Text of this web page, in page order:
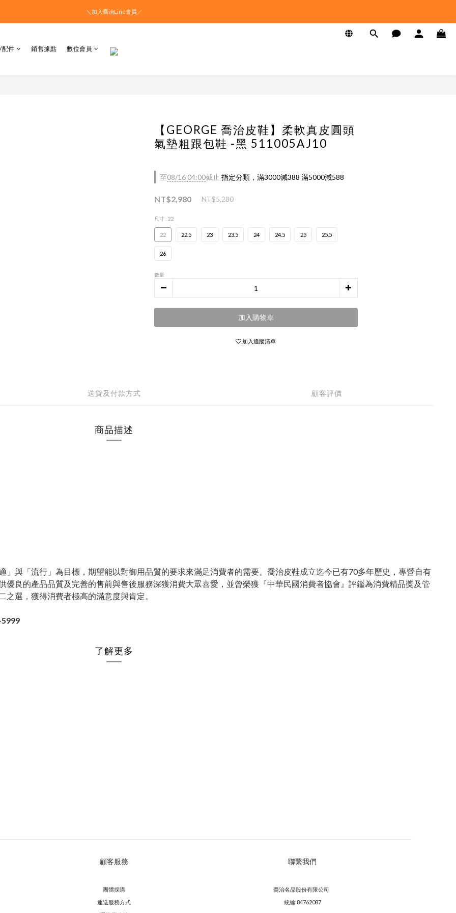
＼加入喬治Line會員／
配件 銷售據點 數位會員
【GEORGE 喬治皮鞋】柔軟真皮圓頭
氣墊粗跟包鞋 -黑 511005AJ10
至08/16 04:00截止 指定分類，滿3000減388 滿5000減588
NT$2,980 NT$5,280
尺寸 : 22
22 22.5 23 23.5 24 24.5 25 25.5
26
數量
加入購物車
加入追蹤清單
送貨及付款方式 顧客評價
商品描述
與「流行」為目標，期望能以對御用品質的要求來滿足消費者的需要。喬治皮鞋成立迄今已有70多年歷史，專營自有
良的產品品質及完善的售前與售後服務深獲消費大眾喜愛，並曾榮獲『中華民國消費者協會』評鑑為消費精品獎及管
選，獲得消費者極高的滿意度與肯定。
了解更多
顧客服務
團體採購
運送服務方式
聯繫我們
喬治名品股份有限公司
統編:84762087